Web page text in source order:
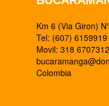
Km 6 (Via Giron)
Tel: (607) 6159919
Movil: 318 6707312
Colombia